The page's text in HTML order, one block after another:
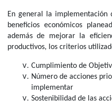
En general la implementación
beneficios económicos
además de mejorar la
productivos, los criterios
Cumplimiento de
Número de acciones
implementar
Sostenibilidad de las